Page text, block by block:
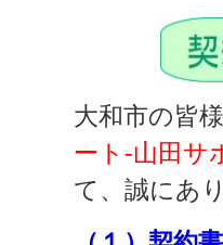
大和市の皆
ート‐山田サ
て、誠にあ